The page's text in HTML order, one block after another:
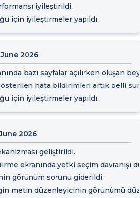
iyileştirildi.
için iyileştirmeler yapıldı.
June 2026
bazı sayfalar açılırken oluşan
hata bildirimleri artık belli
için iyileştirmeler yapıldı.
June 2026
geliştirildi.
ekranında yetki seçim davranışı
görünüm sorunu giderildi.
metin düzenleyicinin görünümü